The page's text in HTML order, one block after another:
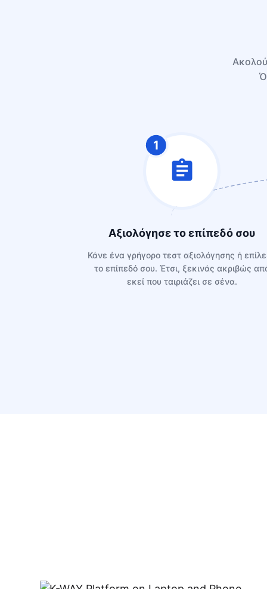
1
Αξιολόγησε το επίπεδό σου
Κάνε ένα γρήγορο τεστ αξιολόγησης ή
το επίπεδό σου. Έτσι, ξεκινάς ακριβώς
εκεί που ταιριάζει σε σένα.